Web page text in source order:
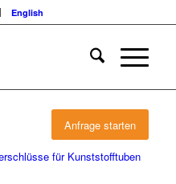
English
Anfrage starten
für Kunststofftuben